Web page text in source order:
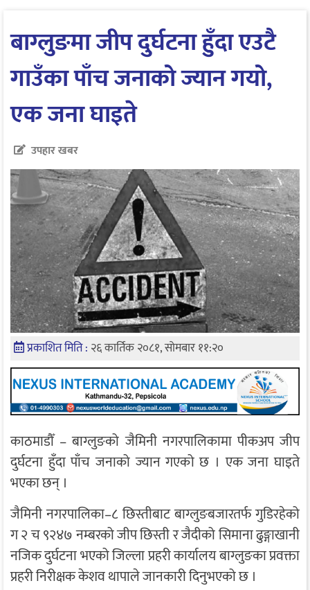
बाग्लुङमा जीप दुर्घटना हुँदा एउटै
गाउँका पाँच जनाको ज्यान गयो,
एक जना घाइते
उपहार खबर
प्रकाशित मिति : २६ कार्तिक २०८१, सोमबार ११:२०
काठमाडौँ – बाग्लुङको जैमिनी नगरपालिकामा पीकअप जीप
दुर्घटना हुँदा पाँच जनाको ज्यान गएको छ । एक जना घाइते
भएका छन् ।
जैमिनी नगरपालिका–८ छिस्तीबाट बाग्लुङबजारतर्फ गुडिरहेको
ग २ च ९२४७ नम्बरको जीप छिस्ती र जैदीको सिमाना ढुङ्गाखानी
नजिक दुर्घटना भएको जिल्ला प्रहरी कार्यालय बाग्लुङका प्रवक्ता
प्रहरी निरीक्षक केशव थापाले जानकारी दिनुभएको छ ।